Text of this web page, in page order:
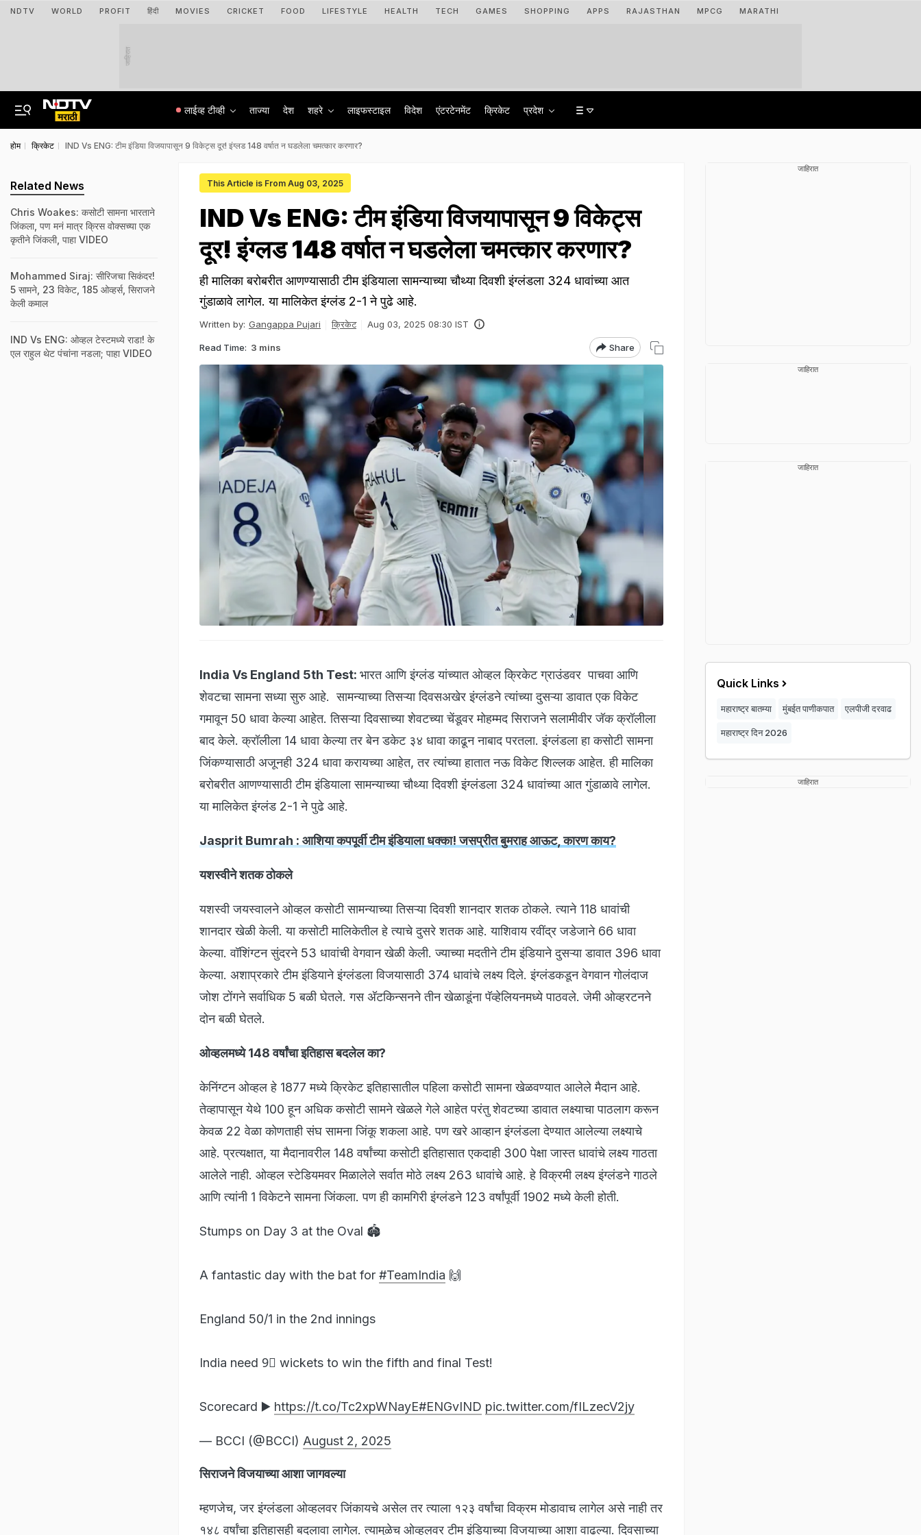
NDTV WORLD PROFIT हिंदी MOVIES CRICKET FOOD LIFESTYLE HEALTH TECH GAMES SHOPPING APPS RAJASTHAN MPCG MARATHI
जाहिरात
लाईव्ह टीव्ही ताज्या देश शहरे लाइफस्टाइल विदेश एंटरटेनमेंट क्रिकेट प्रदेश
होम क्रिकेट IND Vs ENG: टीम इंडिया विजयापासून 9 विकेट्स दूर! इंग्लड 148 वर्षात न घडलेला चमत्कार करणार?
This Article is From Aug 03, 2025
IND Vs ENG: टीम इंडिया विजयापासून 9 विकेट्स
दूर! इंग्लड 148 वर्षात न घडलेला चमत्कार करणार?
ही मालिका बरोबरीत आणण्यासाठी टीम इंडियाला सामन्याच्या चौथ्या दिवशी इंग्लंडला 324 धावांच्या आत
गुंडाळावे लागेल. या मालिकेत इंग्लंड 2-1 ने पुढे आहे.
Written by: Gangappa Pujari क्रिकेट Aug 03, 2025 08:30 IST
Read Time: 3 mins Share
India Vs England 5th Test: भारत आणि इंग्लंड यांच्यात ओव्हल क्रिकेट ग्राउंडवर पाचवा आणि
शेवटचा सामना सध्या सुरु आहे. सामन्याच्या तिसऱ्या दिवसअखेर इंग्लंडने त्यांच्या दुसऱ्या डावात एक विकेट
गमावून 50 धावा केल्या आहेत. तिसऱ्या दिवसाच्या शेवटच्या चेंडूवर मोहम्मद सिराजने सलामीवीर जॅक क्रॉलीला
बाद केले. क्रॉलीला 14 धावा केल्या तर बेन डकेट ३४ धावा काढून नाबाद परतला. इंग्लंडला हा कसोटी सामना
जिंकण्यासाठी अजूनही 324 धावा करायच्या आहेत, तर त्यांच्या हातात नऊ विकेट शिल्लक आहेत. ही मालिका
बरोबरीत आणण्यासाठी टीम इंडियाला सामन्याच्या चौथ्या दिवशी इंग्लंडला 324 धावांच्या आत गुंडाळावे लागेल.
या मालिकेत इंग्लंड 2-1 ने पुढे आहे.
Jasprit Bumrah : आशिया कपपूर्वी टीम इंडियाला धक्का! जसप्रीत बुमराह आऊट, कारण काय?
यशस्वीने शतक ठोकले
यशस्वी जयस्वालने ओव्हल कसोटी सामन्याच्या तिसऱ्या दिवशी शानदार शतक ठोकले. त्याने 118 धावांची
शानदार खेळी केली. या कसोटी मालिकेतील हे त्याचे दुसरे शतक आहे. याशिवाय रवींद्र जडेजाने 66 धावा
केल्या. वॉशिंग्टन सुंदरने 53 धावांची वेगवान खेळी केली. ज्याच्या मदतीने टीम इंडियाने दुसऱ्या डावात 396 धावा
केल्या. अशाप्रकारे टीम इंडियाने इंग्लंडला विजयासाठी 374 धावांचे लक्ष्य दिले. इंग्लंडकडून वेगवान गोलंदाज
जोश टोंगने सर्वाधिक 5 बळी घेतले. गस अ‍ॅटकिन्सनने तीन खेळाडूंना पॅव्हेलियनमध्ये पाठवले. जेमी ओव्हरटनने
दोन बळी घेतले.
ओव्हलमध्ये 148 वर्षांचा इतिहास बदलेल का?
केनिंग्टन ओव्हल हे 1877 मध्ये क्रिकेट इतिहासातील पहिला कसोटी सामना खेळवण्यात आलेले मैदान आहे.
तेव्हापासून येथे 100 हून अधिक कसोटी सामने खेळले गेले आहेत परंतु शेवटच्या डावात लक्ष्याचा पाठलाग करून
केवळ 22 वेळा कोणताही संघ सामना जिंकू शकला आहे. पण खरे आव्हान इंग्लंडला देण्यात आलेल्या लक्ष्याचे
आहे. प्रत्यक्षात, या मैदानावरील 148 वर्षांच्या कसोटी इतिहासात एकदाही 300 पेक्षा जास्त धावांचे लक्ष्य गाठता
आलेले नाही. ओव्हल स्टेडियमवर मिळालेले सर्वात मोठे लक्ष्य 263 धावांचे आहे. हे विक्रमी लक्ष्य इंग्लंडने गाठले
आणि त्यांनी 1 विकेटने सामना जिंकला. पण ही कामगिरी इंग्लंडने 123 वर्षांपूर्वी 1902 मध्ये केली होती.
Stumps on Day 3 at the Oval 🏟️
A fantastic day with the bat for #TeamIndia 🙌
England 50/1 in the 2nd innings
India need 9⃣ wickets to win the fifth and final Test!
Scorecard ▶️ https://t.co/Tc2xpWNayE#ENGvIND pic.twitter.com/fILzecV2jy
— BCCI (@BCCI) August 2, 2025
सिराजने विजयाच्या आशा जागवल्या
म्हणजेच, जर इंग्लंडला ओव्हलवर जिंकायचे असेल तर त्याला १२३ वर्षांचा विक्रम मोडावाच लागेल असे नाही तर
१४८ वर्षांचा इतिहासही बदलावा लागेल. त्यामुळेच ओव्हलवर टीम इंडियाच्या विजयाच्या आशा वाढल्या. दिवसाच्या
Related News
Chris Woakes: कसोटी सामना भारताने
जिंकला, पण मनं मात्र क्रिस वोक्सच्या एक
कृतीने जिंकली, पाहा VIDEO
Mohammed Siraj: सीरिजचा सिकंदर!
5 सामने, 23 विकेट, 185 ओव्हर्स, सिराजने
केली कमाल
IND Vs ENG: ओव्हल टेस्टमध्ये राडा! के
एल राहुल थेट पंचांना नडला; पाहा VIDEO
जाहिरात
जाहिरात
जाहिरात
Quick Links
महाराष्ट्र बातम्या मुंबईत पाणीकपात एलपीजी दरवाढ
महाराष्ट्र दिन 2026
जाहिरात